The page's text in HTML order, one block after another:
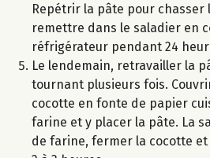
Repétrir la pâte pour chasser
remettre dans le saladier en
réfrigérateur pendant 24
Le lendemain, retravailler la
tournant plusieurs fois.
cocotte en fonte de papier
farine et y placer la pâte. La
de farine, fermer la cocotte